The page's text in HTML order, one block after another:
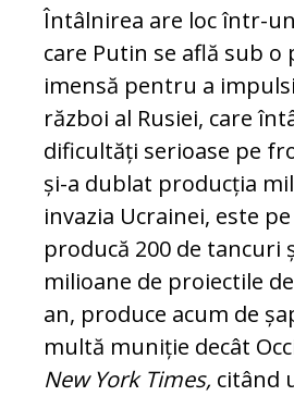
Întâlnirea are loc într-
care Putin se află sub o
imensă pentru a
război al Rusiei, care
dificultăți serioase pe
și-a dublat producția
invazia Ucrainei, este pe
producă 200 de tancuri
milioane de proiectile
an, produce acum de
multă muniție decât
New York Times, citând